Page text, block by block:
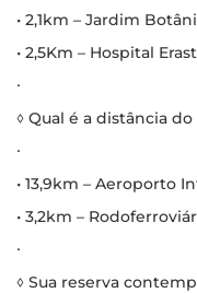
• 2,1km – Jardim
• 2,5Km – Hospital
∙
◊ Qual é a distância
∙
• 13,9km – Aeroporto
• 3,2km –
∙
◊ Sua reserva